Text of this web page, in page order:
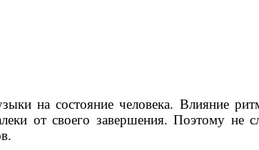
на состояние человека. Влияние
от своего завершения. Поэтому не